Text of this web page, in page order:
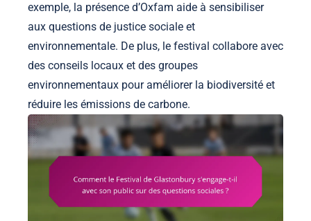
exemple, la présence d’Oxfam aide à sensibiliser
aux questions de justice sociale et
environnementale. De plus, le festival collabore avec
des conseils locaux et des groupes
environnementaux pour améliorer la biodiversité et
réduire les émissions de carbone.